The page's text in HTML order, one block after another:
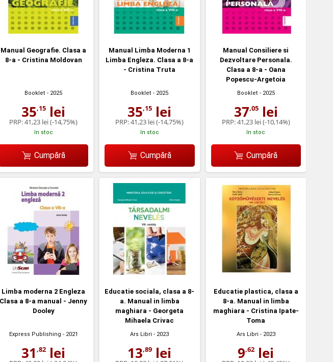
Manual Geografie. Clasa a
8-a - Cristina Moldovan
Booklet - 2025
35,15 lei
PRP:41,23 lei(-14,75%)
în stoc
Cumpără
Manual Limba Moderna 1
Limba Engleza. Clasa a 8-a
- Cristina Truta
Booklet - 2025
35,15 lei
PRP:41,23 lei(-14,75%)
în stoc
Cumpără
Manual Consiliere si
Dezvoltare Personala.
Clasa a 8-a - Oana
Popescu-Argetoia
Booklet - 2025
37,05lei
PRP:41,23 lei(-10,14%)
în stoc
Cumpără
Limba moderna 2 Engleza
Clasa a 8-a manual - Jenny
Dooley
Express Publishing - 2021
31,82 lei
Educatie sociala, clasa a 8-
a. Manual in limba
maghiara - Georgeta
Mihaela Crivac
Ars Libri - 2023
13,89 lei
Educatie plastica, clasa a
8-a. Manual in limba
maghiara - Cristina Ipate-
Toma
Ars Libri - 2023
9,62 lei